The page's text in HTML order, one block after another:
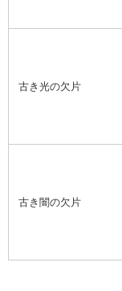
古き光の欠片
古き闇の欠片